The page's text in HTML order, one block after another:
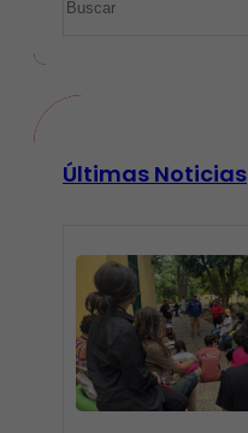
Últimas Noticias